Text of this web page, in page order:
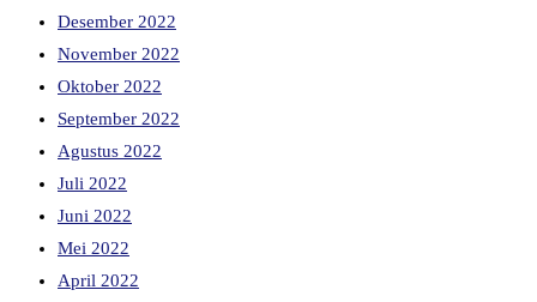
Desember 2022
November 2022
Oktober 2022
September 2022
Agustus 2022
Juli 2022
Juni 2022
Mei 2022
April 2022